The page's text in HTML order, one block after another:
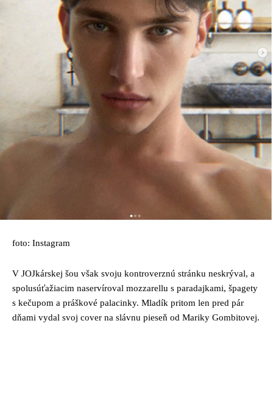
foto: Instagram
V JOJkárskej šou však svoju kontroverznú stránku neskrýval, a
spolusúťažiacim naservíroval mozzarellu s paradajkami, špagety
s kečupom a práškové palacinky. Mladík pritom len pred pár
dňami vydal svoj cover na slávnu pieseň od Mariky Gombitovej.